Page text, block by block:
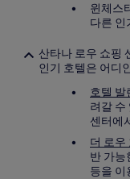
윈체스
다른 인
산타나 로우 쇼핑
인기 호텔은 어디
호텔 발
려갈 수
센터에
더 로우
반 가능
등을 이